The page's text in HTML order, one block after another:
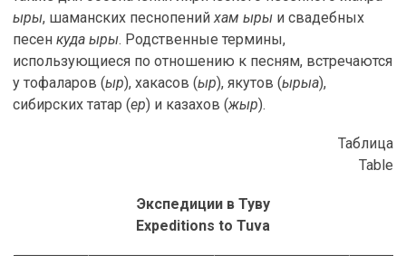
ыры, шаманских песнопений хам ыры и свадебных
песен куда ыры. Родственные термины,
использующиеся по отношению к песням, встречаются
у тофаларов (ыр), хакасов (ыр), якутов (ырыа),
сибирских татар (ер) и казахов (жыр).
Таблица
Table
Экспедиции в Туву
Expeditions to Tuva